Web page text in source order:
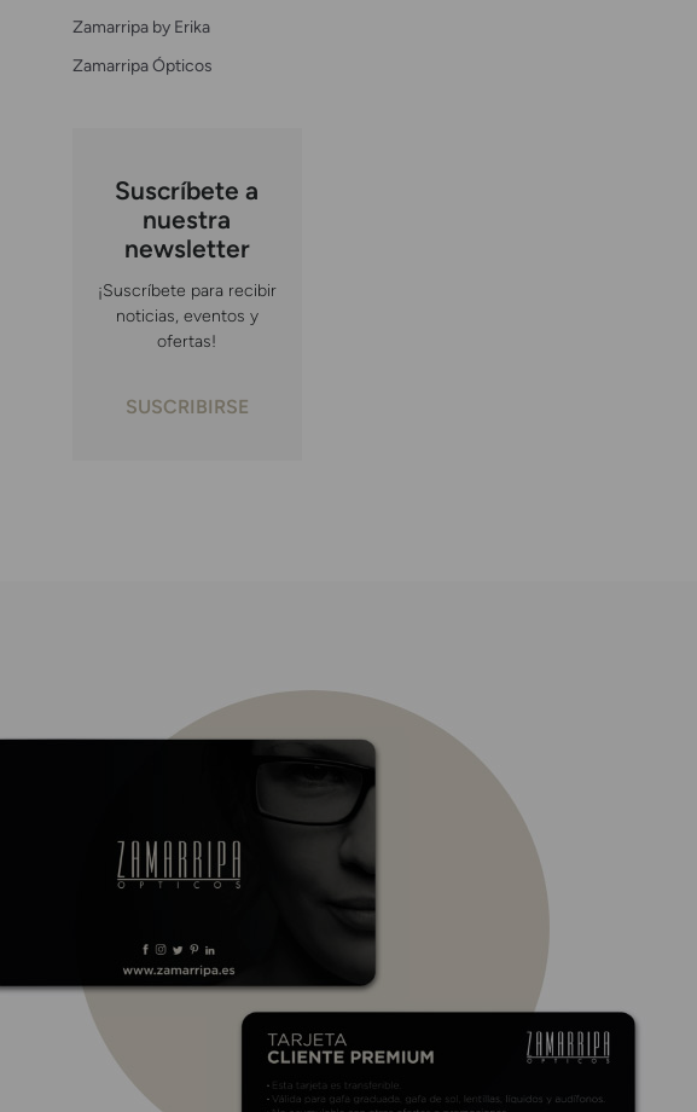
Zamarripa by Erika
Zamarripa Ópticos
Suscríbete a
nuestra
newsletter
¡Suscríbete para recibir
noticias, eventos y
ofertas!
SUSCRIBIRSE